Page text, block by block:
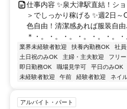
仕事内容 ✨泉大津駅直結！シ
＞でしっかり稼げる ✨週2日
色自由！清潔感あれば服装自由
＊・。・。・。・。・。・。
業界未経験者歓迎 扶養内勤務OK 社
土日祝のみOK
主婦・主夫歓迎 フリ
即日勤務OK
職場見学可 平日のみOK
未経験者歓迎
午前 経験者歓迎 ネイ
アルバイト・パート